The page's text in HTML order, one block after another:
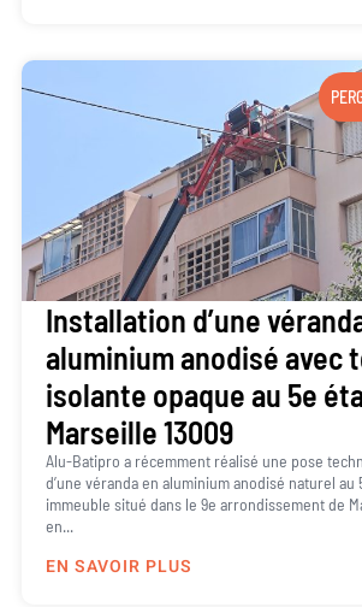
Installation d’une
aluminium anodisé avec
isolante opaque au 5e
Marseille 13009
Alu-Batipro a récemment réalisé une pose
d’une véranda en aluminium anodisé naturel au
immeuble situé dans le 9e arrondissement de
en...
EN SAVOIR PLUS